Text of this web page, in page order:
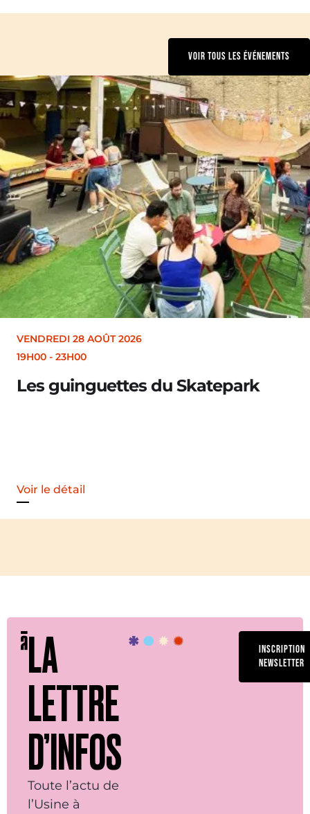
VOIR TOUS LES ÉVÉNEMENTS
VENDREDI 28 AOÛT 2026
19H00 - 23H00
Les guinguettes du Skatepark
Voir le détail
LA
LETTRE
D’INFOS
Toute l’actu de
l’Usine à
INSCRIPTION
NEWSLETTER